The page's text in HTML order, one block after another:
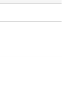
で 8月21日（金）